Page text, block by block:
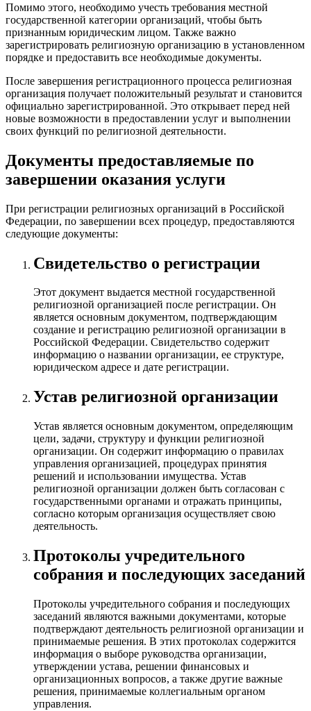
Помимо этого, необходимо учесть требования местной
государственной категории организаций, чтобы быть
признанным юридическим лицом. Также важно
зарегистрировать религиозную организацию в установленном
порядке и предоставить все необходимые документы.
После завершения регистрационного процесса религиозная
организация получает положительный результат и становится
официально зарегистрированной. Это открывает перед ней
новые возможности в предоставлении услуг и выполнении
своих функций по религиозной деятельности.
Документы предоставляемые по
завершении оказания услуги
При регистрации религиозных организаций в Российской
Федерации, по завершении всех процедур, предоставляются
следующие документы:
Свидетельство о регистрации
Этот документ выдается местной государственной
религиозной организацией после регистрации. Он
является основным документом, подтверждающим
создание и регистрацию религиозной организации в
Российской Федерации. Свидетельство содержит
информацию о названии организации, ее структуре,
юридическом адресе и дате регистрации.
Устав религиозной организации
Устав является основным документом, определяющим
цели, задачи, структуру и функции религиозной
организации. Он содержит информацию о правилах
управления организацией, процедурах принятия
решений и использовании имущества. Устав
религиозной организации должен быть согласован с
государственными органами и отражать принципы,
согласно которым организация осуществляет свою
деятельность.
Протоколы учредительного
собрания и последующих заседаний
Протоколы учредительного собрания и последующих
заседаний являются важными документами, которые
подтверждают деятельность религиозной организации и
принимаемые решения. В этих протоколах содержится
информация о выборе руководства организации,
утверждении устава, решении финансовых и
организационных вопросов, а также другие важные
решения, принимаемые коллегиальным органом
управления.